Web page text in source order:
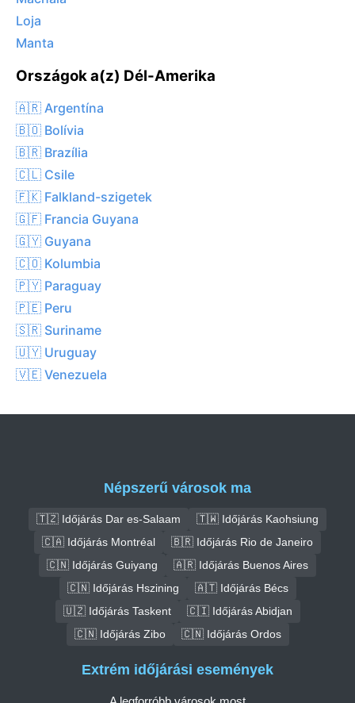
Loja
Manta
Országok a(z) Dél-Amerika
🇦🇷 Argentína
🇧🇴 Bolívia
🇧🇷 Brazília
🇨🇱 Csile
🇫🇰 Falkland-szigetek
🇬🇫 Francia Guyana
🇬🇾 Guyana
🇨🇴 Kolumbia
🇵🇾 Paraguay
🇵🇪 Peru
🇸🇷 Suriname
🇺🇾 Uruguay
🇻🇪 Venezuela
Népszerű városok ma
🇹🇿 Időjárás Dar es-Salaam
🇹🇼 Időjárás Kaohsiung
🇨🇦 Időjárás Montréal
🇧🇷 Időjárás Rio de Janeiro
🇨🇳 Időjárás Guiyang
🇦🇷 Időjárás Buenos Aires
🇨🇳 Időjárás Hszining
🇦🇹 Időjárás Bécs
🇺🇿 Időjárás Taskent
🇨🇮 Időjárás Abidjan
🇨🇳 Időjárás Zibo
🇨🇳 Időjárás Ordos
Extrém időjárási események